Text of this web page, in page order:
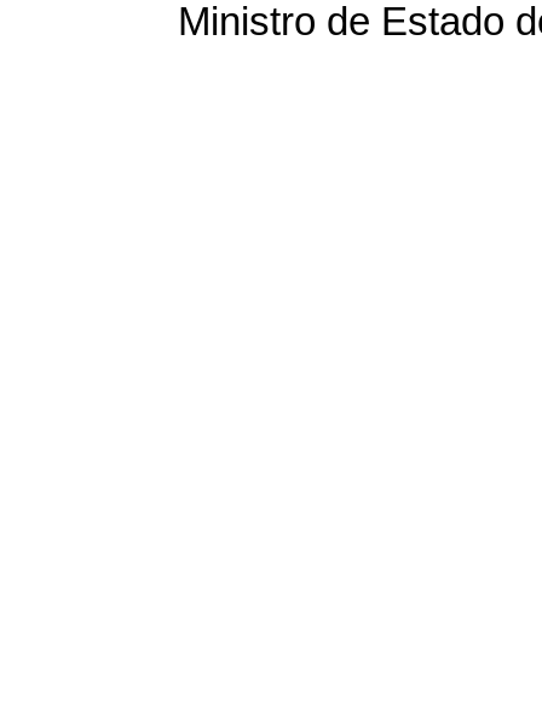
Ministro de Estado